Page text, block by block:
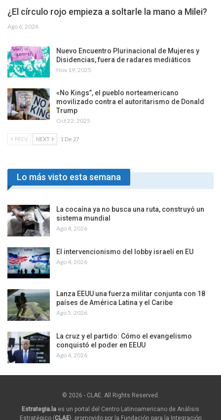
¿El círculo rojo empieza a soltarle la mano a Milei?
Ago 6, 2026
Nuevo Encuentro Plurinacional de Mujeres y
Disidencias, fuera de radares mediáticos
Nov 19, 2025
«No Kings”, el pueblo norteamericano
movilizado contra el autoritarismo de Donald
Trump
Oct 22, 2025
PREV NEXT 1 De 27
Lo más visto esta semana
La cocaína ya no busca una ruta, construyó un
sistema mundial
Ago 4, 2026
El intervencionismo del lobby israelí en EU
Ago 4, 2026
Lanza EEUU una fuerza militar conjunta con 18
países de América Latina y el Caribe
Ago 5, 2026
La cruz y el partido: Cómo el evangelismo
conquistó el poder en EEUU
Ago 4, 2026
© 2026 - CLAE. All Rights Reserved.
Estrategia.la es un portal del Centro Latinoamericano de Análisis
Estratégico (CLAE), promovido por la Fundación para la Integración